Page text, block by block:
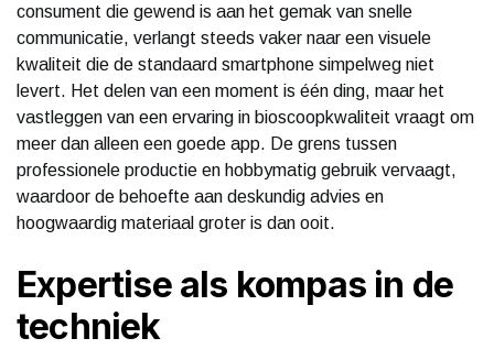
consument die gewend is aan het gemak van snelle
communicatie, verlangt steeds vaker naar een visuele
kwaliteit die de standaard smartphone simpelweg niet
levert. Het delen van een moment is één ding, maar het
vastleggen van een ervaring in bioscoopkwaliteit vraagt om
meer dan alleen een goede app. De grens tussen
professionele productie en hobbymatig gebruik vervaagt,
waardoor de behoefte aan deskundig advies en
hoogwaardig materiaal groter is dan ooit.
Expertise als kompas in de
techniek